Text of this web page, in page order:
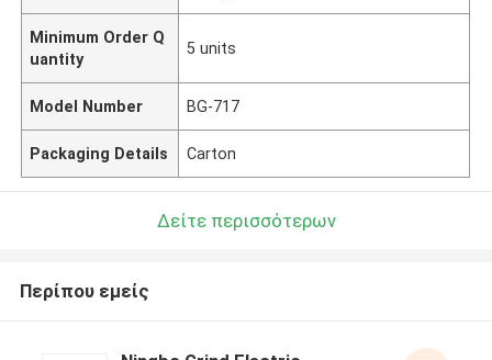
Minimum Order Q
uantity
5 units
Model Number BG-717
Packaging Details Carton
Δείτε περισσότερων
Περίπου εμείς